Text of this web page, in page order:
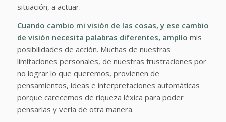
situación, a actuar.
Cuando cambio mi visión de las cosas, y ese cambio
de visión necesita palabras diferentes, amplío mis
posibilidades de acción. Muchas de nuestras
limitaciones personales, de nuestras frustraciones por
no lograr lo que queremos, provienen de
pensamientos, ideas e interpretaciones automáticas
porque carecemos de riqueza léxica para poder
pensarlas y verla de otra manera.